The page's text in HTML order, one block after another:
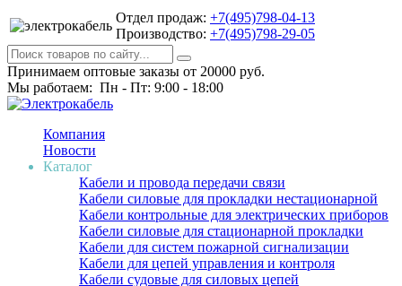
Отдел продаж: +7(495)798-04-13
Производство: +7(495)798-29-05
Принимаем оптовые заказы от 20000 руб.
Мы работаем: Пн - Пт: 9:00 - 18:00
Компания
Новости
Каталог
Кабели и провода передачи связи
Кабели силовые для прокладки нестационарной
Кабели контрольные для электрических приборов
Кабели силовые для стационарной прокладки
Кабели для систем пожарной сигнализации
Кабели для цепей управления и контроля
Кабели судовые для силовых цепей